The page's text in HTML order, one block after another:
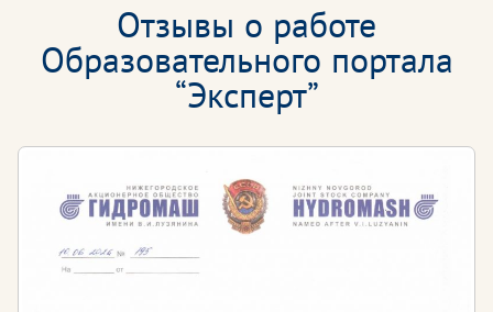
Отзывы о работе
Образовательного портала
“Эксперт”